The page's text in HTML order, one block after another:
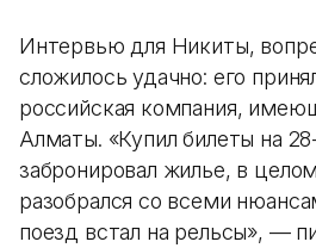
Интервью для Никиты,
сложилось удачно: его
российская компания,
Алматы. «Купил билеты на
забронировал жилье, в
разобрался со всеми
поезд встал на рельсы», —